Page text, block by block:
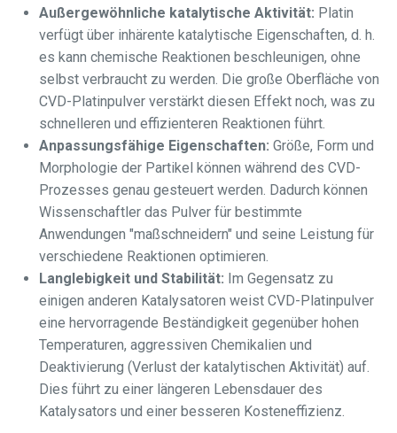
Außergewöhnliche katalytische Aktivität: Platin
verfügt über inhärente katalytische Eigenschaften, d. h.
es kann chemische Reaktionen beschleunigen, ohne
selbst verbraucht zu werden. Die große Oberfläche von
CVD-Platinpulver verstärkt diesen Effekt noch, was zu
schnelleren und effizienteren Reaktionen führt.
Anpassungsfähige Eigenschaften: Größe, Form und
Morphologie der Partikel können während des CVD-
Prozesses genau gesteuert werden. Dadurch können
Wissenschaftler das Pulver für bestimmte
Anwendungen "maßschneidern" und seine Leistung für
verschiedene Reaktionen optimieren.
Langlebigkeit und Stabilität: Im Gegensatz zu
einigen anderen Katalysatoren weist CVD-Platinpulver
eine hervorragende Beständigkeit gegenüber hohen
Temperaturen, aggressiven Chemikalien und
Deaktivierung (Verlust der katalytischen Aktivität) auf.
Dies führt zu einer längeren Lebensdauer des
Katalysators und einer besseren Kosteneffizienz.